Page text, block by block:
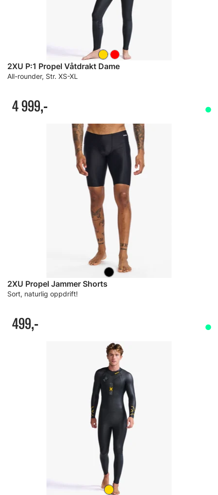
2XU P:1 Propel Våtdrakt Dame
All-rounder, Str. XS-XL
4 999,-
2XU Propel Jammer Shorts
Sort, naturlig oppdrift!
499,-